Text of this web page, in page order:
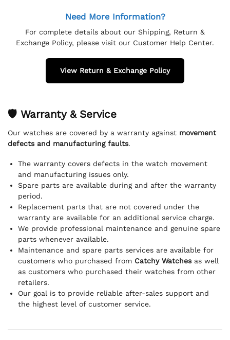
Need More Information?
For complete details about our Shipping, Return &
Exchange Policy, please visit our Customer Help Center.
View Return & Exchange Policy
🛡 Warranty & Service
Our watches are covered by a warranty against movement
defects and manufacturing faults.
The warranty covers defects in the watch movement
and manufacturing issues only.
Spare parts are available during and after the warranty
period.
Replacement parts that are not covered under the
warranty are available for an additional service charge.
We provide professional maintenance and genuine spare
parts whenever available.
Maintenance and spare parts services are available for
customers who purchased from Catchy Watchesas well
as customers who purchased their watches from other
retailers.
Our goal is to provide reliable after-sales support and
the highest level of customer service.